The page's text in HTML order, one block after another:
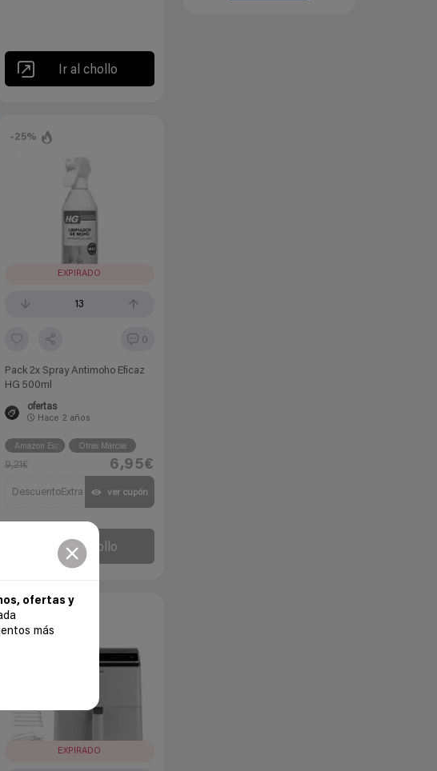
ofertas y
más
Ir al chollo
-25%
EXPIRADO
13
0
Pack 2x Spray Antimoho Eficaz
HG 500ml
ofertas
Hace 2 años
Amazon España Otras Marcas
9,21€ 6,95€
DescuentoExtra ver cupón
Ir al chollo
-41%
EXPIRADO